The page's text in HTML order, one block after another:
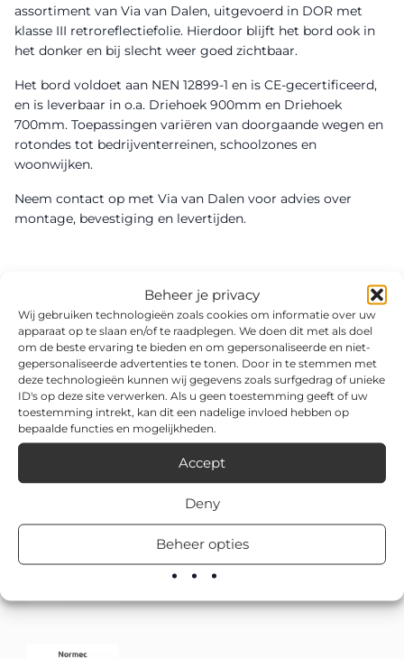
Beheer je privacy
Wij gebruiken technologieën zoals cookies om informatie over uw
apparaat op te slaan en/of te raadplegen. We doen dit met als doel
om de beste ervaring te bieden en om gepersonaliseerde en niet-
gepersonaliseerde advertenties te tonen. Door in te stemmen met
deze technologieën kunnen wij gegevens zoals surfgedrag of unieke
ID's op deze site verwerken. Als u geen toestemming geeft of uw
toestemming intrekt, kan dit een nadelige invloed hebben op
bepaalde functies en mogelijkheden.
Accept
Deny
Beheer opties
assortiment van Via van Dalen, uitgevoerd in DOR met
klasse III retroreflectiefolie. Hierdoor blijft het bord ook in
het donker en bij slecht weer goed zichtbaar.
Het bord voldoet aan NEN 12899-1 en is CE-gecertificeerd,
en is leverbaar in o.a. Driehoek 900mm en Driehoek
700mm. Toepassingen variëren van doorgaande wegen en
rotondes tot bedrijventerreinen, schoolzones en
woonwijken.
Neem contact op met Via van Dalen voor advies over
montage, bevestiging en levertijden.